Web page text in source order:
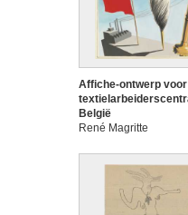
Affiche-ontwerp
België
René Magritte